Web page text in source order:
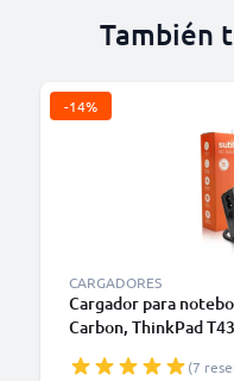
También
-14%
CARGADORES
Cargador para
Carbon, ThinkPad
Cable de Carga 2.6m
(7